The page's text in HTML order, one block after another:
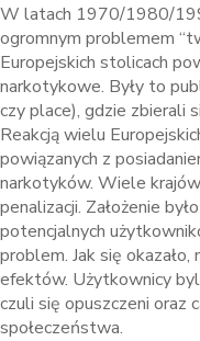
W latach 1970/1980/
ogromnym problemem
Europejskich stolicach
narkotykowe. Były to
czy place), gdzie zbierali
Reakcją wielu
powiązanych z
narkotyków. Wiele
penalizacji. Założenie
potencjalnych
problem. Jak się
efektów. Użytkownicy
czuli się opuszczeni oraz
społeczeństwa.